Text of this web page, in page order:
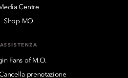
Centre
Shop MO
ASSISTENZA
Fans of M.O.
prenotazione